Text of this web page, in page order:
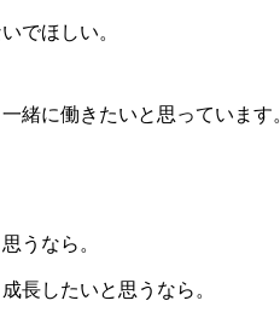
でほしい。
緒に働きたいと思っています。
うなら。
長したいと思うなら。